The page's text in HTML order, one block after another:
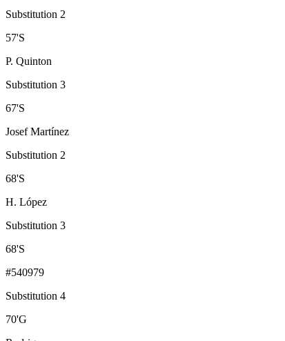
Substitution 2
57'S
P. Quinton
Substitution 3
67'S
Josef Martínez
Substitution 2
68'S
H. López
Substitution 3
68'S
#540979
Substitution 4
70'G